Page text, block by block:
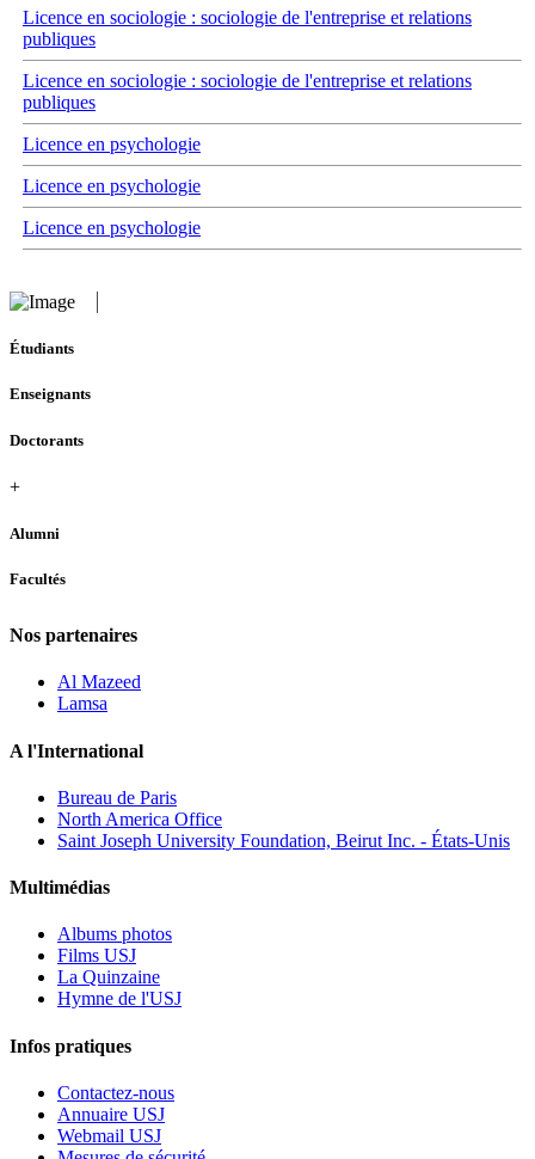
Licence en sociologie : sociologie de l'entreprise et relations
publiques
Licence en sociologie : sociologie de l'entreprise et relations
publiques
Licence en psychologie
Licence en psychologie
Licence en psychologie
Étudiants
Enseignants
Doctorants
+
Alumni
Facultés
Nos partenaires
Al Mazeed
Lamsa
A l'International
Bureau de Paris
North America Office
Saint Joseph University Foundation, Beirut Inc. - États-Unis
Multimédias
Albums photos
Films USJ
La Quinzaine
Hymne de l'USJ
Infos pratiques
Contactez-nous
Annuaire USJ
Webmail USJ